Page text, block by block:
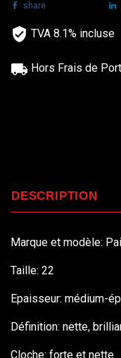
share
TVA 8.1% incluse
Hors Frais de Port
DESCRIPTION
Marque et modèle:
Taille: 22
Epaisseur: médium-
Définition: nette,
Cloche: forte et nette